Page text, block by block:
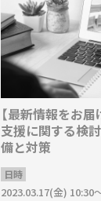
【最新情報をお
支援に関する検
備と対策
日時
2023.03.17(金) 10:30